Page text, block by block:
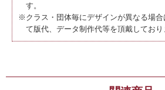
す。
※クラス・団体毎にデザインが異なる場合
て版代、データ制作代等を頂戴しており